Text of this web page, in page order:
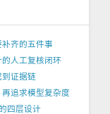
齐的五件事
人工复核闭环
到证据链
追求模型复杂度
四层设计